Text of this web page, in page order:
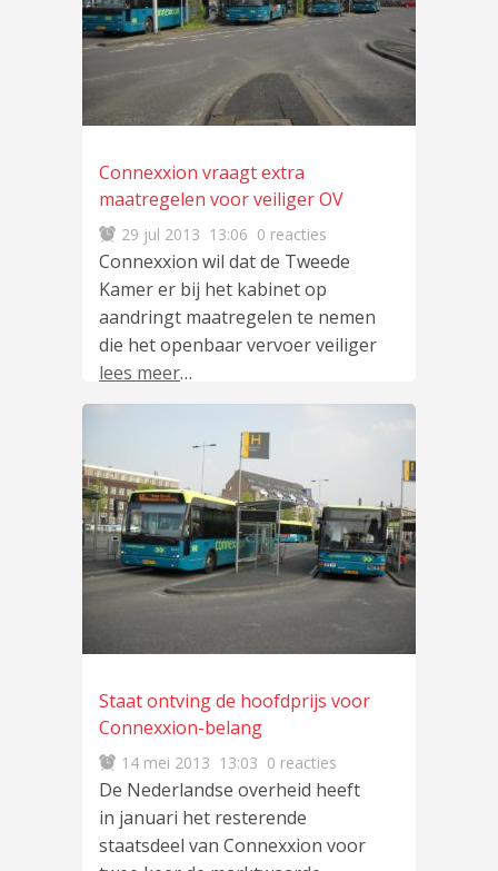
Connexxion vraagt extra
maatregelen voor veiliger OV
29 jul 2013 13:06 0 reacties
Connexxion wil dat de Tweede
Kamer er bij het kabinet op
aandringt maatregelen te nemen
die het openbaar vervoer veiliger
lees meer…
Staat ontving de hoofdprijs voor
Connexxion-belang
14 mei 2013 13:03 0 reacties
De Nederlandse overheid heeft
in januari het resterende
staatsdeel van Connexxion voor